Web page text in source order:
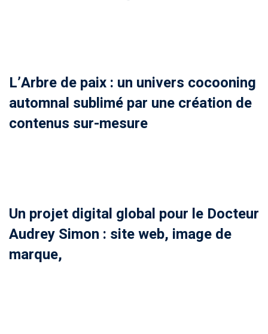
L’Arbre de paix : un univers cocooning
automnal sublimé par une création de
contenus sur-mesure
Un projet digital global pour le Docteur
Audrey Simon : site web, image de
marque,